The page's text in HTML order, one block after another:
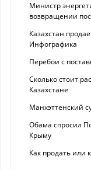
Министр
возвращении
Казахстан
Инфографика
Перебои с
Сколько стоит
Казахстане
Манхэттенский
Обама спросил
Крыму
Как продать или